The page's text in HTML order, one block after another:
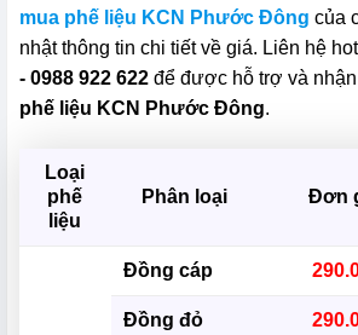
mua phế liệu KCN Phước Đông của
nhật thông tin chi tiết về giá. Liên hệ
- 0988 922 622để được hỗ trợ và
phế liệu KCN Phước Đông.
Loại
phế
liệu
Phân loại Đơn
Đồng cáp
Đồng đỏ